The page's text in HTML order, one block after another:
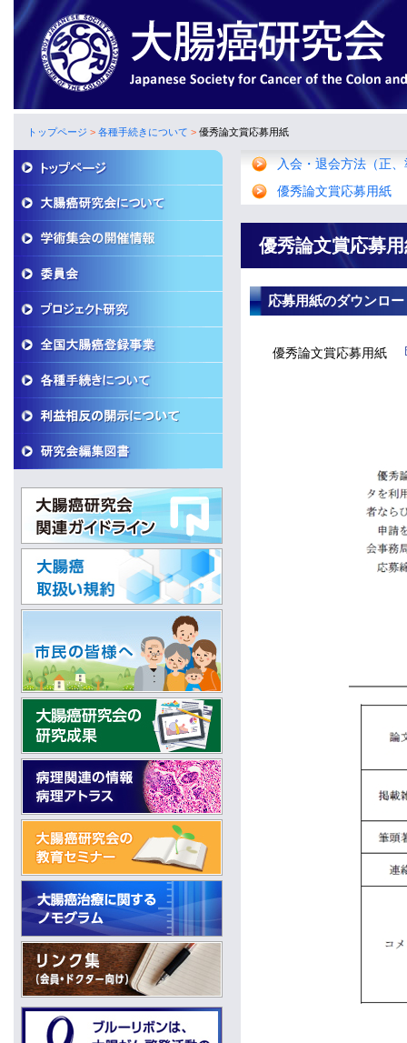
トップページ > 各種手続きについて > 優秀論文賞応募用紙
入会・退会方法（正
優秀論文賞応募用紙
優秀論文賞応募
応募用紙のダウンロー
優秀論文賞応募用紙